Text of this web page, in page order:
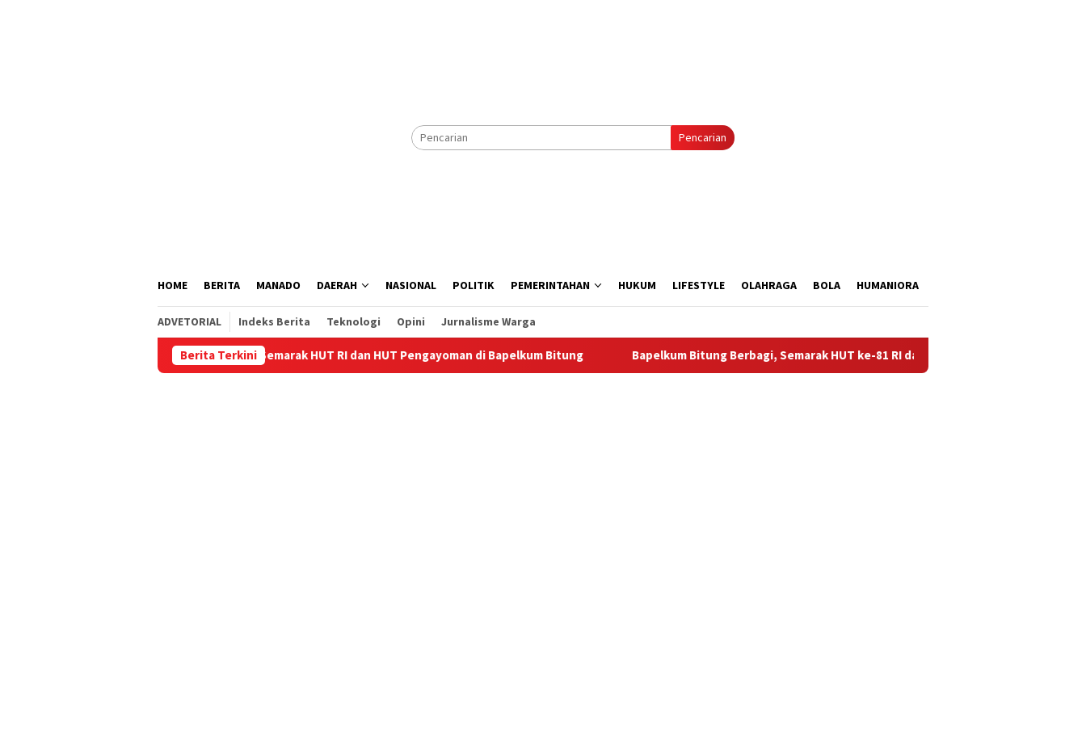
Pencarian
HOME BERITA MANADO DAERAH NASIONAL POLITIK PEMERINTAHAN HUKUM LIFESTYLE OLAHRAGA BOLA HUMANIORA
ADVETORIAL Indeks Berita Teknologi Opini Jurnalisme Warga
Berita Terkini
Semarak HUT RI dan HUT Pengayoman di Bapelkum Bitung ‎Bapelkum Bitung Berbagi, Semarak HUT ke-81 RI dan Hari Pengayoman ke-81